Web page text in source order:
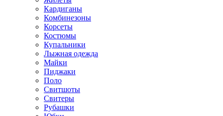
Кардиганы
Комбинезоны
Корсеты
Костюмы
Купальники
Лыжная одежда
Майки
Пиджаки
Поло
Свитшоты
Свитеры
Рубашки